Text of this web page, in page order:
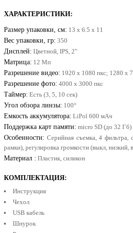
ХАРАКТЕРИСТИКИ:
Размер упаковки, см: 13 x 6.5 x 11
Вес упаковки, гр: 350
Дисплей: Цветной, IPS, 2"
Матрица: 12 Мп
Разрешение видео: 1920 х 1080 пкс; 1280 х
Разрешение фото: 4000 х 3000 пкс
Таймер: Есть (3, 5, 10 сек)
Угол обзора линзы: 100°
Емкость аккумулятора: LiPol 600 мАч
Поддержка карт памяти: micro SD (до 32 Гб)
Особенности: Серийная съемка, 4 фильтра,
рамки), регулировка громкости (выкл,
Материал : Пластик, силикон
КОМПЛЕКТАЦИЯ:
Инструкция
Чехол
USB кабель
Шнурок